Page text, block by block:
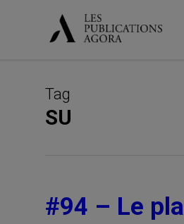
Tag
SU
#94 – Le